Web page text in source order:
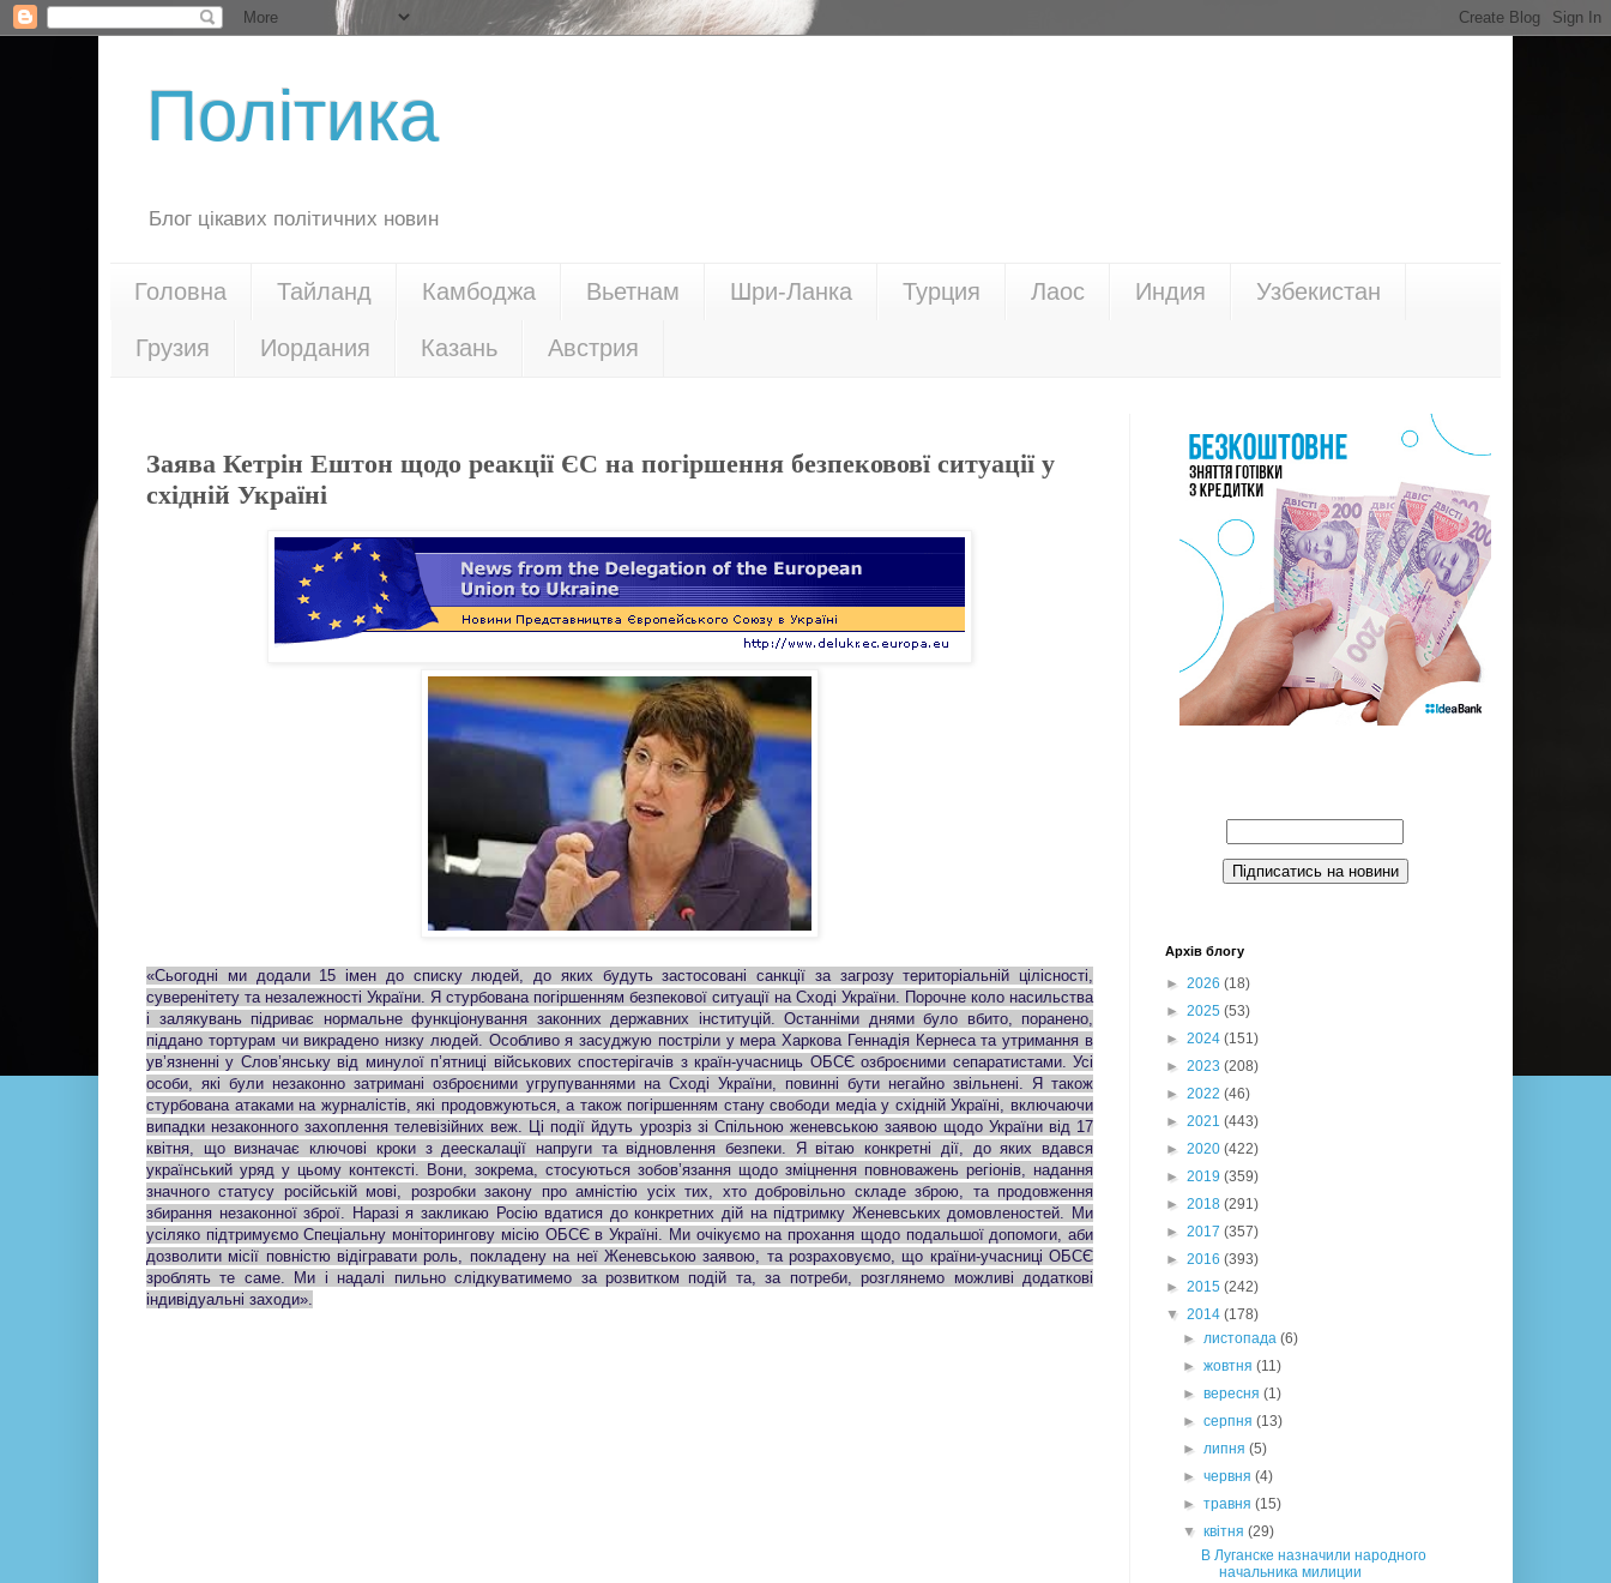
Політика
Блог цікавих політичних новин
Головна Тайланд Камбоджа Вьетнам Шри-Ланка Турция Лаос Индия Узбекистан
Грузия Иордания Казань Австрия
Заява Кетрін Ештон щодо реакції ЄС на погіршення безпекововї ситуації у
східній Україні
«Сьогодні ми додали 15 імен до списку людей, до яких будуть застосовані санкції за загрозу територіальній цілісності,
суверенітету та незалежності України. Я стурбована погіршенням безпекової ситуації на Сході України. Порочне коло насильства
і залякувань підриває нормальне функціонування законних державних інституцій. Останніми днями було вбито, поранено,
піддано тортурам чи викрадено низку людей. Особливо я засуджую постріли у мера Харкова Геннадія Кернеса та утримання в
ув’язненні у Слов’янську від минулої п’ятниці військових спостерігачів з країн-учасниць ОБСЄ озброєними сепаратистами. Усі
особи, які були незаконно затримані озброєними угрупуваннями на Сході України, повинні бути негайно звільнені. Я також
стурбована атаками на журналістів, які продовжуються, а також погіршенням стану свободи медіа у східній Україні, включаючи
випадки незаконного захоплення телевізійних веж. Ці події йдуть урозріз зі Спільною женевською заявою щодо України від 17
квітня, що визначає ключові кроки з деескалації напруги та відновлення безпеки. Я вітаю конкретні дії, до яких вдався
український уряд у цьому контексті. Вони, зокрема, стосуються зобов’язання щодо зміцнення повноважень регіонів, надання
значного статусу російській мові, розробки закону про амністію усіх тих, хто добровільно складе зброю, та продовження
збирання незаконної зброї. Наразі я закликаю Росію вдатися до конкретних дій на підтримку Женевських домовленостей. Ми
усіляко підтримуємо Спеціальну моніторингову місію ОБСЄ в Україні. Ми очікуємо на прохання щодо подальшої допомоги, аби
дозволити місії повністю відігравати роль, покладену на неї Женевською заявою, та розраховуємо, що країни-учасниці ОБСЄ
зроблять те саме. Ми і надалі пильно слідкуватимемо за розвитком подій та, за потреби, розглянемо можливі додаткові
індивідуальні заходи».
Архів блогу
► 2026 (18)
► 2025 (53)
► 2024 (151)
► 2023 (208)
► 2022 (46)
► 2021 (443)
► 2020 (422)
► 2019 (359)
► 2018 (291)
► 2017 (357)
► 2016 (393)
► 2015 (242)
▼ 2014 (178)
►листопада(6)
►жовтня(11)
►вересня(1)
►серпня(13)
►липня(5)
►червня(4)
►травня(15)
▼квітня(29)
В Луганске назначили народного
начальника милиции